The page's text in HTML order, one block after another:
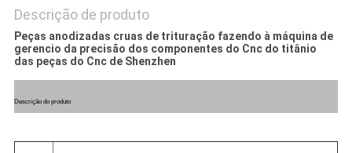
Descrição de produto
Peças anodizadas cruas de trituração fazendo à máquina de
gerencio da precisão dos componentes do Cnc do titânio
das peças do Cnc de Shenzhen
Descrição do produto